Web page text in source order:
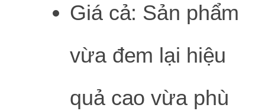
Giá cả: Sản phẩm
vừa đem lại hiệu
quả cao vừa phù